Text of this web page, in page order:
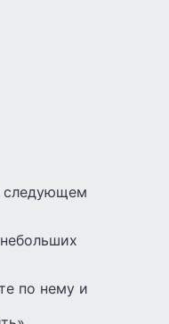
следующем
по нему и